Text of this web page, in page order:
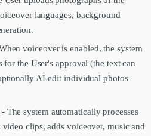
languages, background
voiceover is enabled, the system
for the User's approval (the text can
AI-edit individual photos
- The system automatically processes
video clips, adds voiceover, music and